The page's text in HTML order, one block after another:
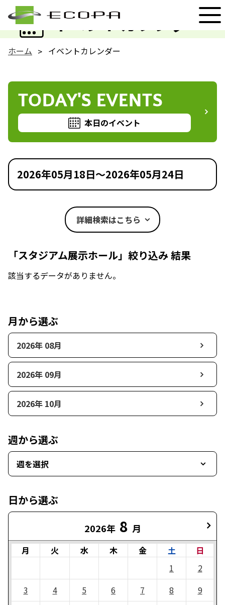
イベントカレンダー
EVENT
ホーム イベントカレンダー
TODAY'S EVENTS
本日のイベント
2026年05月18日～2026年05月24日
詳細検索はこちら
「スタジアム展示ホール」絞り込み 結果
該当するデータがありません。
月から選ぶ
2026年 08月
2026年 09月
2026年 10月
週から選ぶ
週を選択
日から選ぶ
2026年 8 月
月 火 水 木 金 土
日
1
2
3
4 5 6 7 8
9